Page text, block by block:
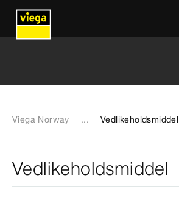
Viega Norway ... Vedlikeholdsmiddel
Vedlikeholdsmiddel